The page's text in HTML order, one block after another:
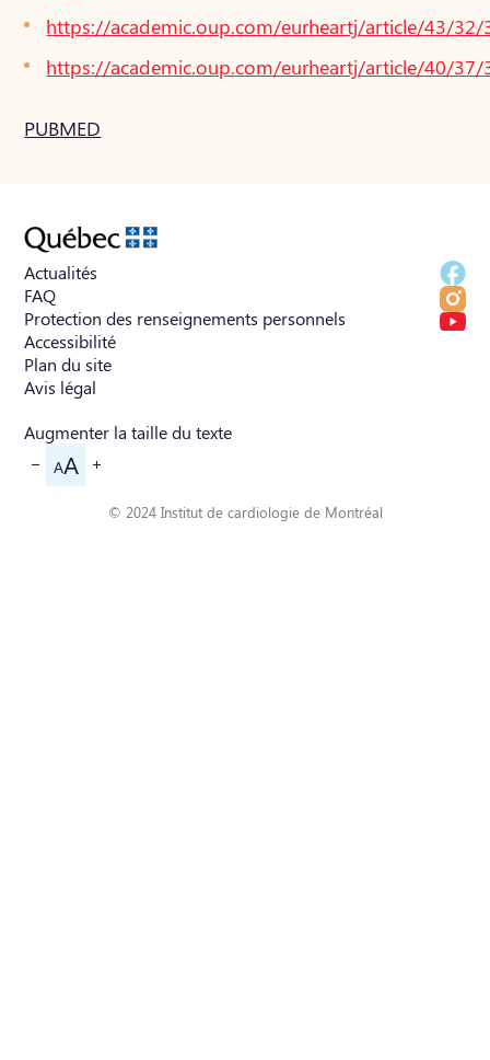
https://academic.oup.com/eurheartj/article/43/
https://academic.oup.com/eurheartj/article/40/
PUBMED
Actualités
FAQ
Protection des renseignements personnels
Accessibilité
Plan du site
Avis légal
Augmenter la taille du texte
AA
© 2024 Institut de cardiologie de Montréal